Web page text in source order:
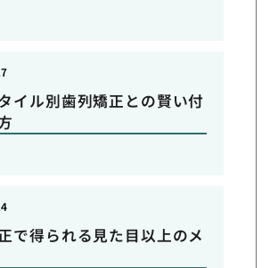
イル別歯列矯正との賢い付
で得られる見た目以上のメ